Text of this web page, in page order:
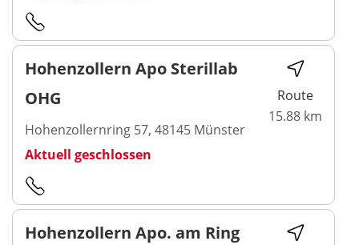
Hohenzollern Apo Sterillab
OHG
Hohenzollernring 57, 48145 Münster
Aktuell geschlossen
Route
15.88 km
Hohenzollern Apo. am Ring